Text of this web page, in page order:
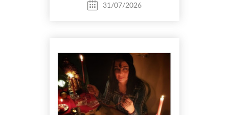
31/07/2026